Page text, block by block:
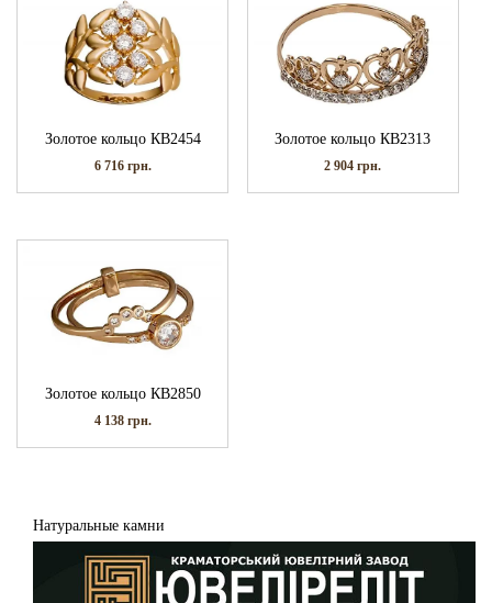
Золотое кольцо КВ2454
6 716 грн.
Золотое кольцо КВ2313
2 904грн.
Золотое кольцо КВ2850
4 138 грн.
Натуральные камни